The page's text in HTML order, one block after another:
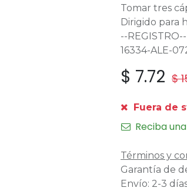
Tomar tres
Dirigido para
--REGISTRO--
16334-ALE-
$ 7.72 $
Fuera de
Reciba
Términos y
Garantía de
Envío: 2-3